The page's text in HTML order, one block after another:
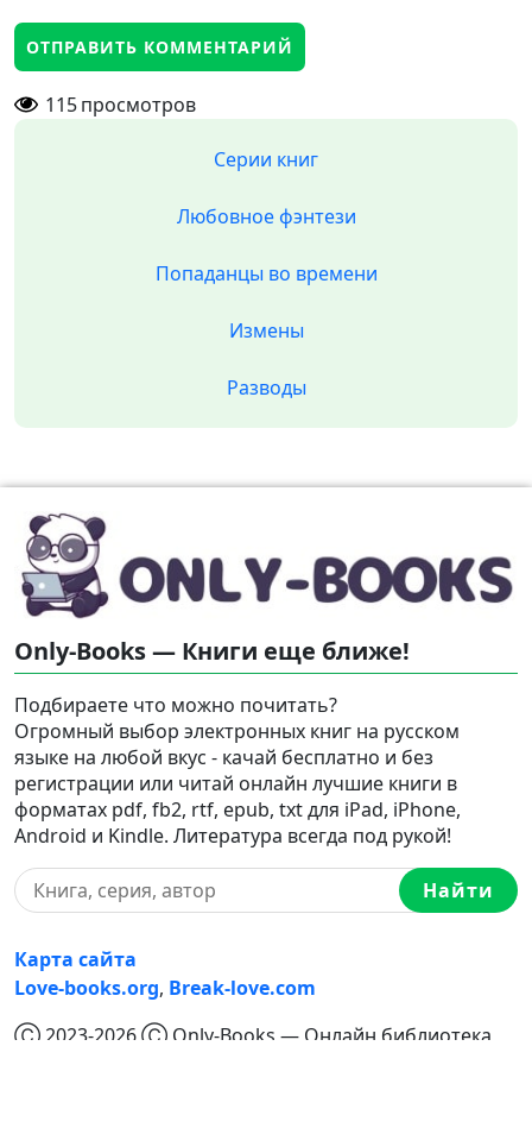
115просмотров
Серии книг
Любовное фэнтези
Попаданцы во времени
Измены
Разводы
Only-Books — Книги еще ближе!
Подбираете что можно почитать?
Огромный выбор электронных книг на русском
языке на любой вкус - качай бесплатно и без
регистрации или читай онлайн лучшие книги в
форматах pdf, fb2, rtf, epub, txt для iPad, iPhone,
Android и Kindle. Литература всегда под рукой!
Найти
Карта сайта
Love-books.org, Break-love.com
Ⓒ 2023-2026 Ⓒ Only-Books — Онлайн библиотека